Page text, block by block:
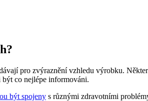
pro zvýraznění vzhledu výrobku.
být co nejlépe informováni.
být spojeny s různými zdravotními